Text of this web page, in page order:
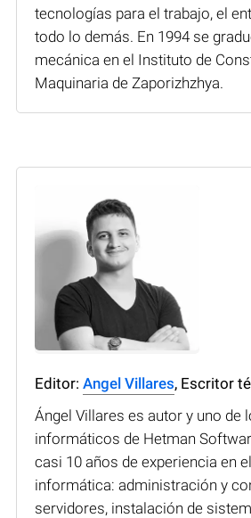
tecnologías para el trabajo, el
todo lo demás. En 1994 se
mecánica en el Instituto de
Maquinaria de Zaporizhzhya.
Editor: Angel Villares, Escritor
Ángel Villares es autor y uno de
informáticos de Hetman
casi 10 años de experiencia en
informática: administración y
servidores, instalación de